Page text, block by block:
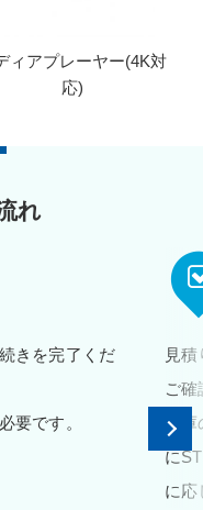
ィアプレーヤー(4K対
応)
れ
きを完了くだ
要です。
見
ご確
在
に
に応